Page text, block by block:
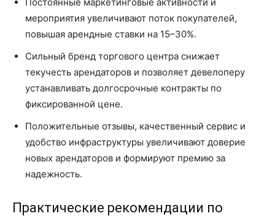
мероприятия увеличивают поток покупателей,
повышая арендные ставки на 15–30%.
Сильный бренд торгового центра снижает
текучесть арендаторов и позволяет девелоперу
устанавливать долгосрочные контракты по
фиксированной цене.
Положительные отзывы, качественный сервис и
удобство инфраструктуры увеличивают доверие
новых арендаторов и формируют премию за
надежность.
Практические рекомендации по